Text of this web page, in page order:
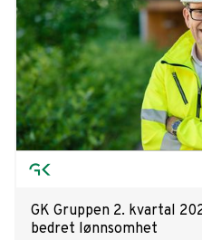
GK Gruppen 2. kvartal
bedret lønnsomhet